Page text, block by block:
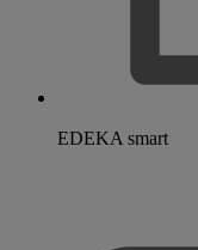
EDEKA smart